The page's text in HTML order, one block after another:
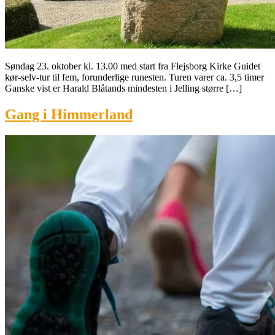
Søndag 23. oktober kl. 13.00 med start fra Flejsborg Kirke Guidet
kør-selv-tur til fem, forunderlige runesten. Turen varer ca. 3,5 timer
Ganske vist er Harald Blåtands mindesten i Jelling større […]
Gang i Himmerland